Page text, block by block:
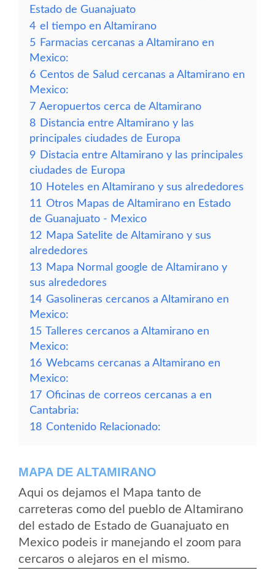
Estado de Guanajuato
4 el tiempo en Altamirano
5 Farmacias cercanas a Altamirano en
Mexico:
6 Centos de Salud cercanas a Altamirano en
Mexico:
7 Aeropuertos cerca de Altamirano
8 Distancia entre Altamirano y las
principales ciudades de Europa
9 Distacia entre Altamirano y las principales
ciudades de Europa
10 Hoteles en Altamirano y sus alrededores
11 Otros Mapas de Altamirano en Estado
de Guanajuato - Mexico
12 Mapa Satelite de Altamirano y sus
alrededores
13 Mapa Normal google de Altamirano y
sus alrededores
14 Gasolineras cercanos a Altamirano en
Mexico:
15 Talleres cercanos a Altamirano en
Mexico:
16 Webcams cercanas a Altamirano en
Mexico:
17 Oficinas de correos cercanas a en
Cantabria:
18 Contenido Relacionado:
MAPA DE ALTAMIRANO
Aqui os dejamos el Mapa tanto de
carreteras como del pueblo de Altamirano
del estado de Estado de Guanajuato en
Mexico podeis ir manejando el zoom para
cercaros o alejaros en el mismo.